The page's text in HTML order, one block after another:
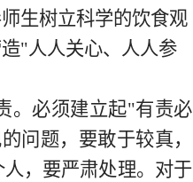
生树立科学的饮食观
"人人关心、人人参
。必须建立起"有责必
问题，要敢于较真，
，要严肃处理。对于